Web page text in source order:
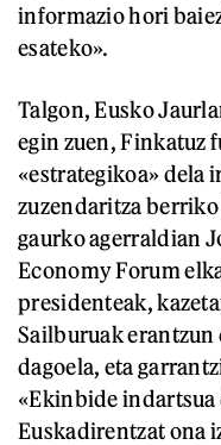
informazio hori
esateko».
Talgon, Eusko
egin zuen, Finkatuz
«estrategikoa» dela
zuzendaritza
gaurko agerraldian
Economy Forum
presidenteak,
Sailburuak erantzun
dagoela, eta
«Ekinbide
Euskadirentzat ona